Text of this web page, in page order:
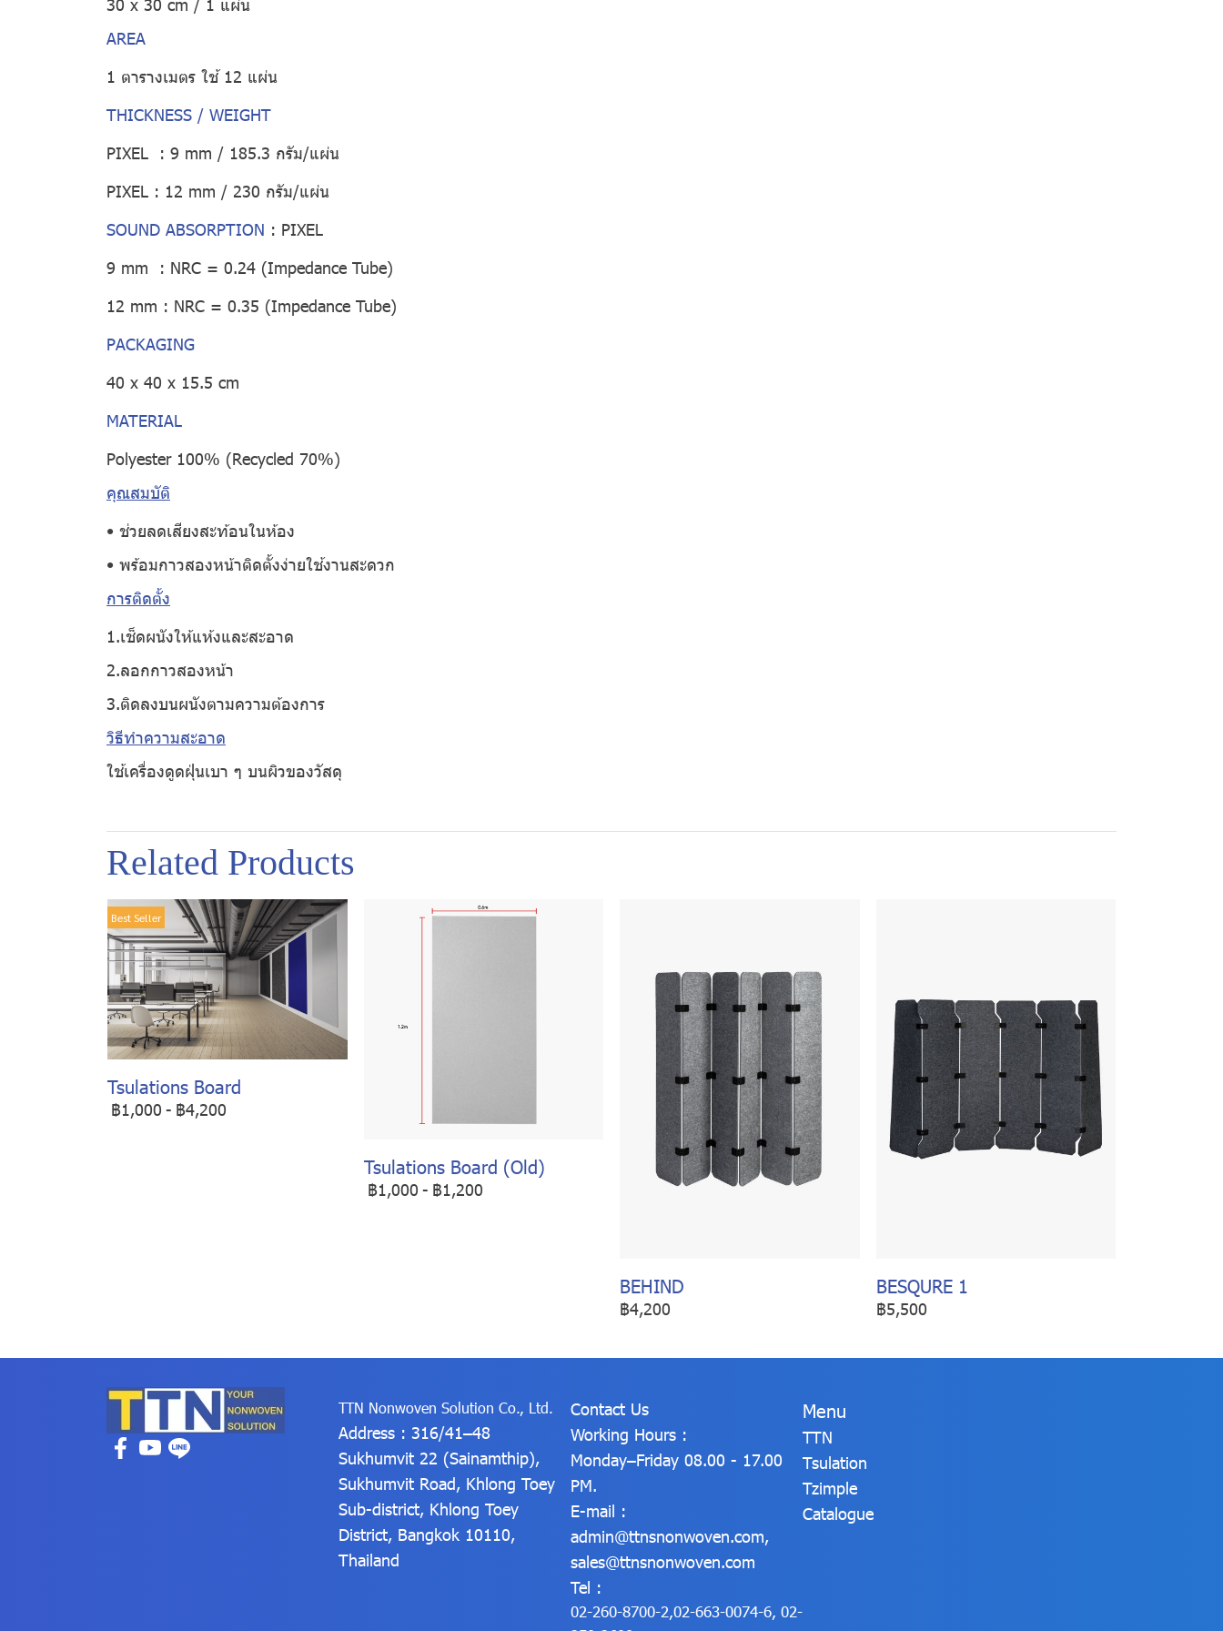
30 x 30 cm / 1 แผ่น
AREA
1 ตารางเมตร ใช้ 12 แผ่น
THICKNESS / WEIGHT
PIXEL : 9 mm / 185.3 กรัม/แผ่น
PIXEL : 12 mm / 230 กรัม/แผ่น
SOUND ABSORPTION : PIXEL
9 mm : NRC = 0.24 (Impedance Tube)
12 mm : NRC = 0.35 (Impedance Tube)
PACKAGING
40 x 40 x 15.5 cm
MATERIAL
Polyester 100% (Recycled 70%)
คุณสมบัติ
• ช่วยลดเสียงสะท้อนในห้อง
• พร้อมกาวสองหน้าติดตั้งง่ายใช้งานสะดวก
การติดตั้ง
1.เช็ดผนังให้แห้งและสะอาด
2.ลอกกาวสองหน้า
3.ติดลงบนผนังตามความต้องการ
วิธีทำความสะอาด
ใช้เครื่องดูดฝุ่นเบา ๆ บนผิวของวัสดุ
Related Products
Best Seller
Tsulations Board
฿1,000 - ฿4,200
Tsulations Board (Old)
฿1,000 - ฿1,200
BEHIND
฿4,200
BESQURE 1
฿5,500
TTN Nonwoven Solution Co., Ltd.
Address : 316/41–48
Sukhumvit 22 (Sainamthip),
Sukhumvit Road, Khlong Toey
Sub-district, Khlong Toey
District, Bangkok 10110,
Thailand
Contact Us
Working Hours :
Monday–Friday 08.00 - 17.00
PM.
E-mail :
admin@ttnsnonwoven.com,
sales@ttnsnonwoven.com
Tel :
02-260-8700-2,02-663-0074-6, 02-
Menu
TTN
Tsulation
Tzimple
Catalogue